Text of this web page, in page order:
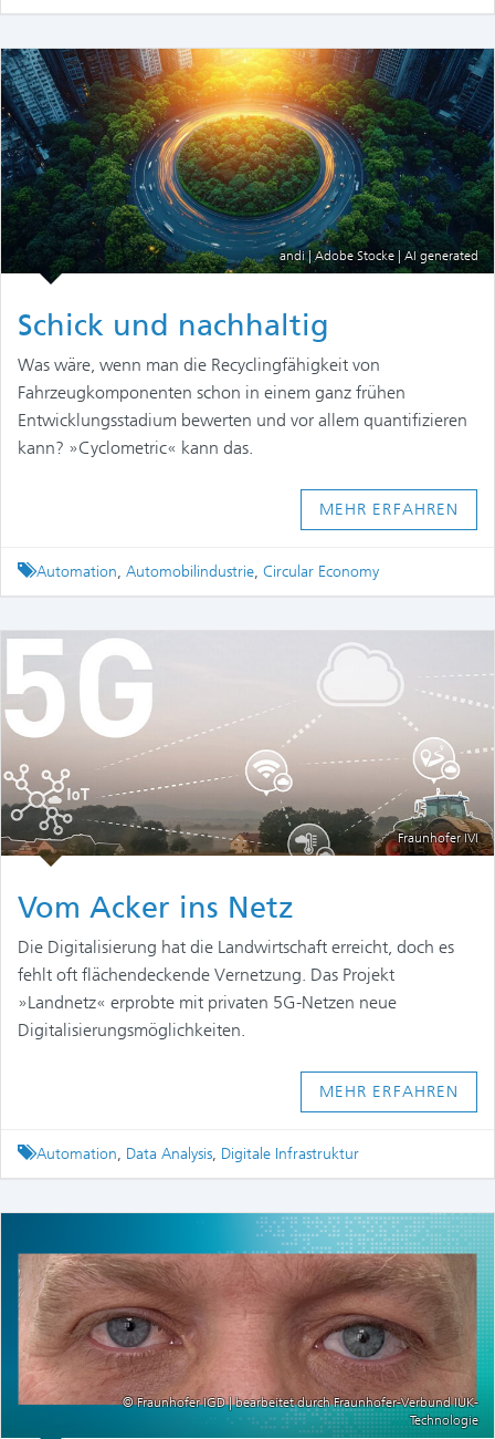
andi | Adobe Stocke | AI generated
Schick und nachhaltig
Was wäre, wenn man die Recyclingfähigkeit von
Fahrzeugkomponenten schon in einem ganz frühen
Entwicklungsstadium bewerten und vor allem quantifizieren
kann? »Cyclometric« kann das.
MEHR ERFAHREN
Tagged
Automation, Automobilindustrie, Circular Economy
Fraunhofer IVI
Vom Acker ins Netz
Die Digitalisierung hat die Landwirtschaft erreicht, doch es
fehlt oft flächendeckende Vernetzung. Das Projekt
»Landnetz« erprobte mit privaten 5G-Netzen neue
Digitalisierungsmöglichkeiten.
MEHR ERFAHREN
Tagged
Automation, Data Analysis, Digitale Infrastruktur
© Fraunhofer IGD | bearbeitet durch Fraunhofer-Verbund IUK-
Technologie